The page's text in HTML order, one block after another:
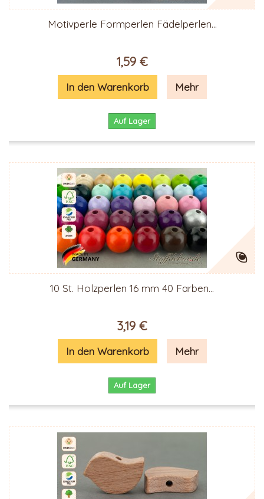
Motivperle Formperlen Fädelperlen...
1,59 €
In den Warenkorb Mehr
Auf Lager
10 St. Holzperlen 16 mm 40 Farben...
3,19 €
In den Warenkorb Mehr
Auf Lager